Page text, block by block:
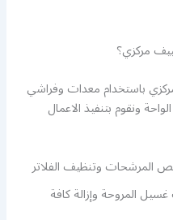
مركزي؟
باستخدام معدات وفراشي
ونقوم بتنفيذ الاعمال
المرشحات وتنظيف الفلاتر
المروحة وإزالة كافة